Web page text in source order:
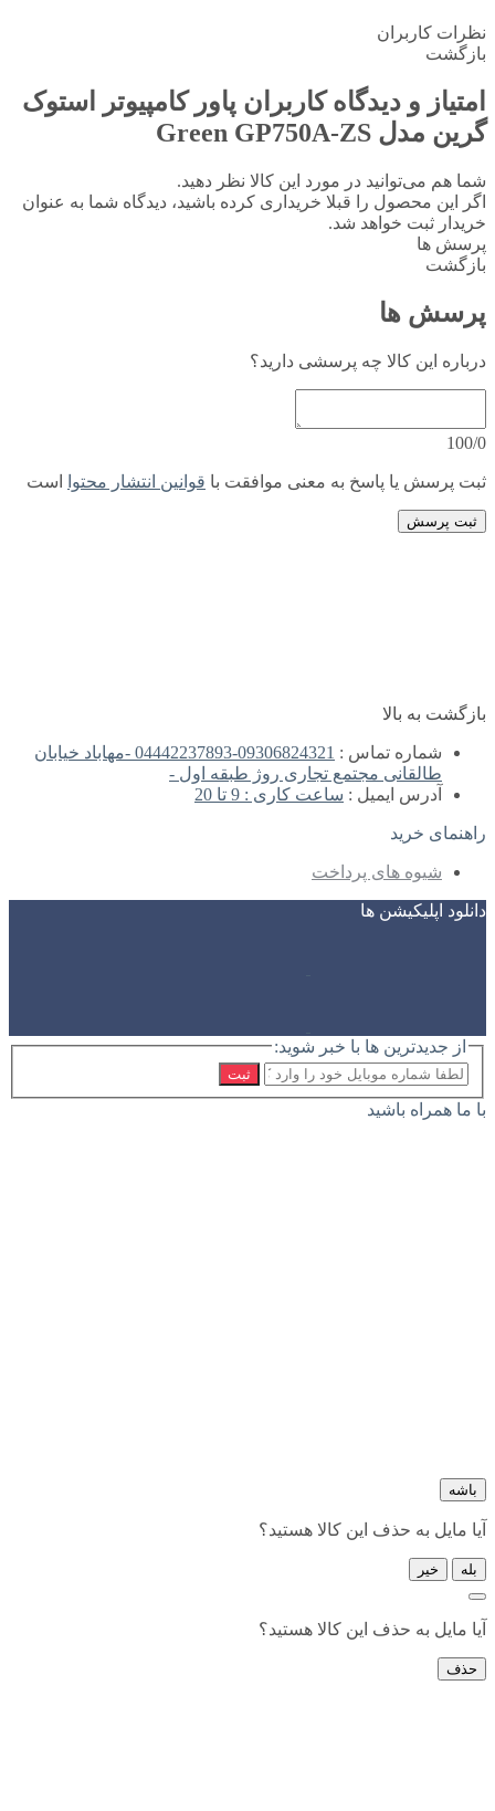
نظرات کاربران
بازگشت
امتیاز و دیدگاه کاربران پاور کامپیوتر استوک
گرین مدل Green GP750A-ZS
شما هم می‌توانید در مورد این کالا نظر دهید.
اگر این محصول را قبلا خریداری کرده باشید، دیدگاه شما به عنوان
خریدار ثبت خواهد شد.
پرسش ها
بازگشت
پرسش ها
درباره این کالا چه پرسشی دارید؟
100/0
ثبت پرسش یا پاسخ به معنی موافقت با قوانین انتشار محتوا است
ثبت پرسش
بازگشت به بالا
شماره تماس :
09306824321-04442237893 -مهاباد خیابان
طالقانی مجتمع تجاری روژ طبقه اول -
آدرس ایمیل : ساعت کاری : 9 تا 20
راهنمای خرید
شیوه های پرداخت
دانلود اپلیکیشن ها
از جدیدترین ها با خبر شوید:
ثبت
با ما همراه باشید
باشه
آیا مایل به حذف این کالا هستید؟
بله خیر
آیا مایل به حذف این کالا هستید؟
حذف